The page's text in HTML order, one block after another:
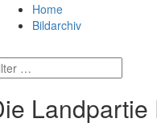
Home
Bildarchiv